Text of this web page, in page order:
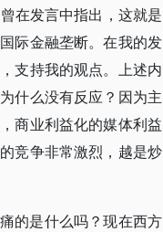
在发言中指出，这就是
际金融垄断。在我的发
支持我的观点。上述内
什么没有反应？因为主
商业利益化的媒体利益
竞争非常激烈，越是炒
的是什么吗？现在西方